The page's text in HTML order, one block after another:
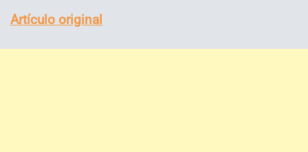
Artículo original